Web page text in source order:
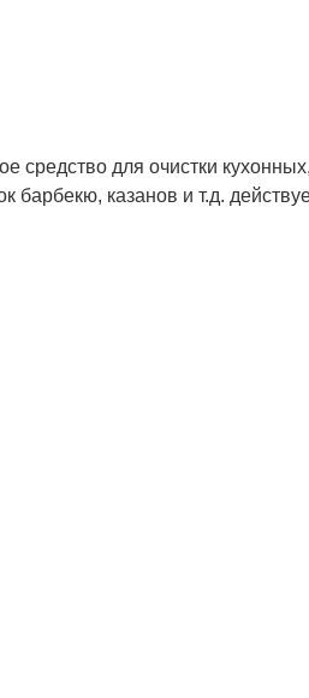
средство для очистки
казанов и т.д.